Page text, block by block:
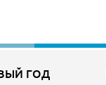
ГОД